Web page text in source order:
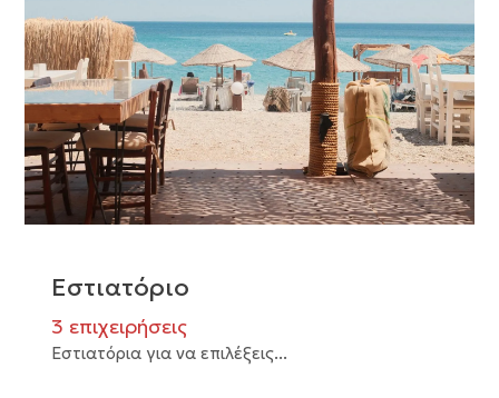
Εστιατόριο
3 επιχειρήσεις
Εστιατόρια για να επιλέξεις...